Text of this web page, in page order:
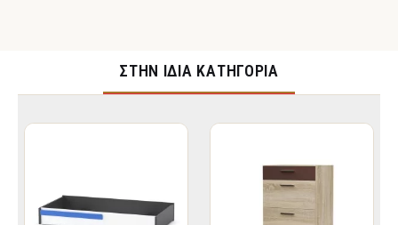
ΣΤΉΝ ΊΔΙΑ ΚΑΤΗΓΟΡΊΑ